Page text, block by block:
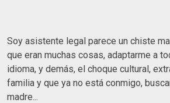
Soy asistente legal parece un chiste
que eran muchas cosas, adaptarme a
idioma, y demás, el choque cultural,
familia y que ya no está conmigo,
madre...